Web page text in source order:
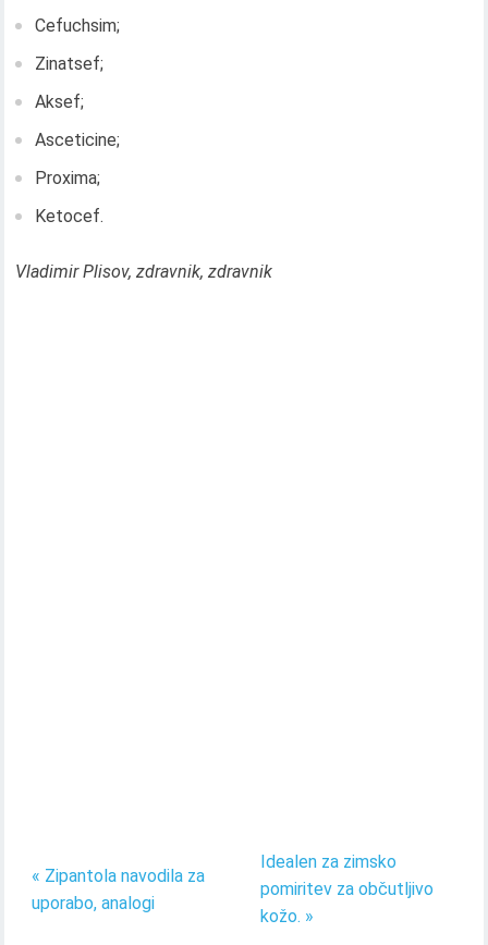
Cefuchsim;
Zinatsef;
Aksef;
Asceticine;
Proxima;
Ketocef.
Vladimir Plisov, zdravnik, zdravnik
« Zipantola navodila za
uporabo, analogi
Idealen za zimsko
pomiritev za občutljivo
kožo. »